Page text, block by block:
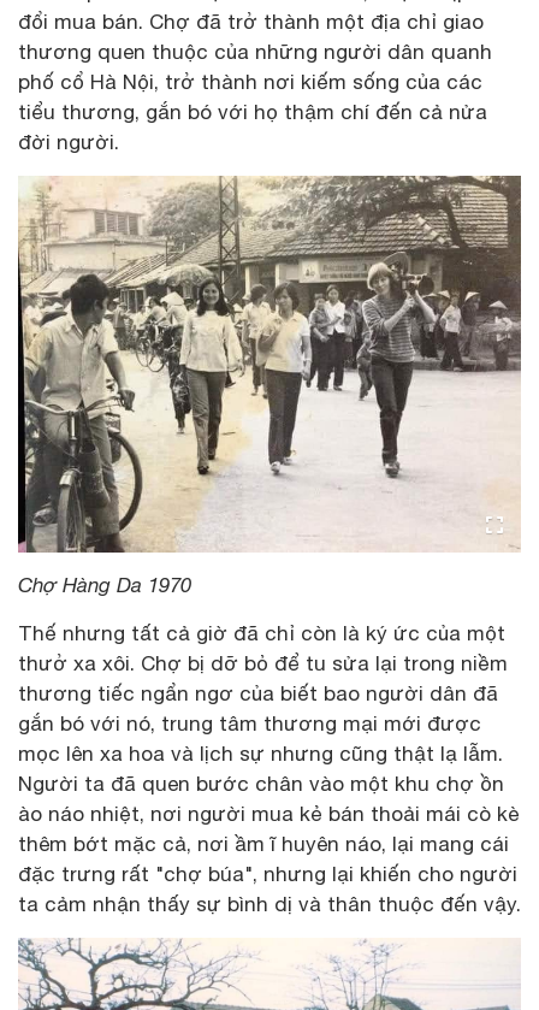
đổi mua bán. Chợ đã trở thành một địa chỉ giao
thương quen thuộc của những người dân quanh
phố cổ Hà Nội, trở thành nơi kiếm sống của các
tiểu thương, gắn bó với họ thậm chí đến cả nửa
đời người.
Chợ Hàng Da 1970
Thế nhưng tất cả giờ đã chỉ còn là ký ức của một
thưở xa xôi. Chợ bị dỡ bỏ để tu sửa lại trong niềm
thương tiếc ngẩn ngơ của biết bao người dân đã
gắn bó với nó, trung tâm thương mại mới được
mọc lên xa hoa và lịch sự nhưng cũng thật lạ lẫm.
Người ta đã quen bước chân vào một khu chợ ồn
ào náo nhiệt, nơi người mua kẻ bán thoải mái cò kè
thêm bớt mặc cả, nơi ầm ĩ huyên náo, lại mang cái
đặc trưng rất "chợ búa", nhưng lại khiến cho người
ta cảm nhận thấy sự bình dị và thân thuộc đến vậy.